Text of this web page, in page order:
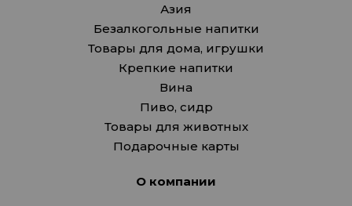
Азия
Безалкогольные напитки
Товары для дома, игрушки
Крепкие напитки
Вина
Пиво, сидр
Товары для животных
Подарочные карты
О компании